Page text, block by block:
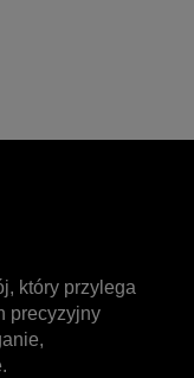
który przylega
precyzyjny